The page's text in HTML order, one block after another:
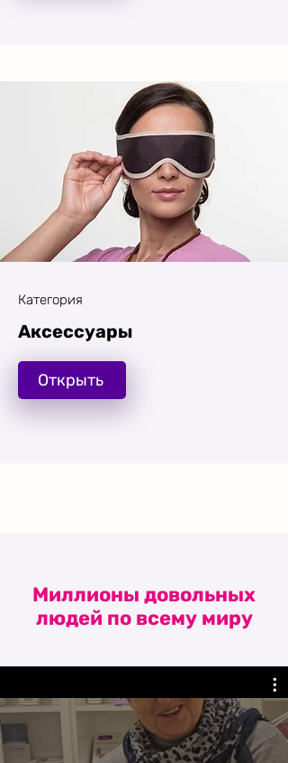
Категория
Аксессуары
Открыть
Миллионы довольных
людей по всему миру